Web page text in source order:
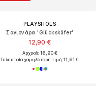
PLAYSHOES
Σαγιονάρα 'Glückskäfer'
12,90 €
Αρχικά: 16,90 €
Τελευταία χαμηλότερη τιμή:11,61 €